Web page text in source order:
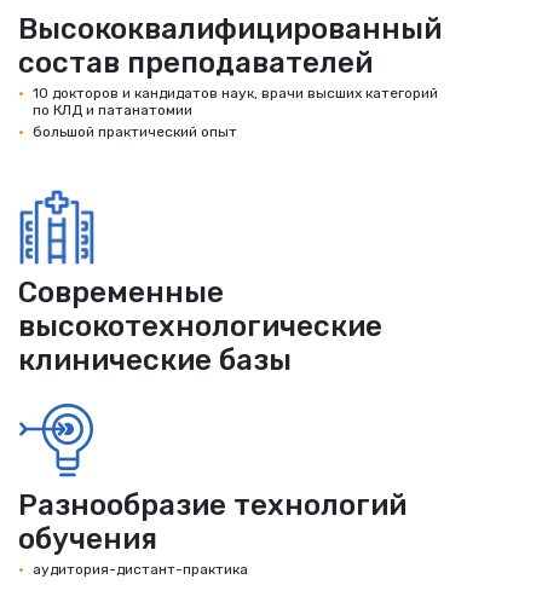
Высококвалифицированный
состав преподавателей
10 докторов и кандидатов наук, врачи высших категорий
по КЛД и патанатомии
большой практический опыт
Современные
высокотехнологические
клинические базы
Разнообразие технологий
обучения
аудитория-дистант-практика